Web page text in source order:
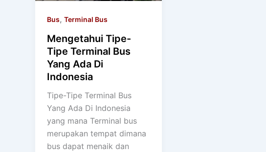
Bus, Terminal Bus
Mengetahui Tipe-
Tipe Terminal Bus
Yang Ada Di
Indonesia
Tipe-Tipe Terminal Bus
Yang Ada Di Indonesia
yang mana Terminal bus
merupakan tempat dimana
bus dapat menaik dan